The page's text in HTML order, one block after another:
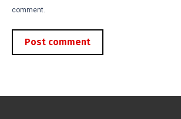
comment.
Post comment